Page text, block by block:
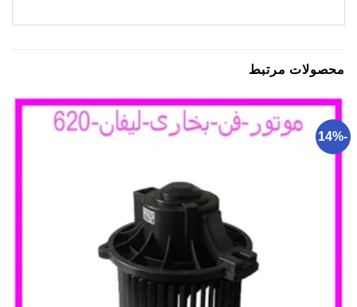
محصولات مرتبط
-14%